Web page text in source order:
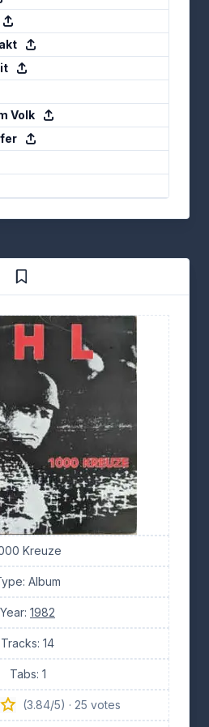
Volk
Kreuze
Album
Year: 1982
Tracks: 14
Tabs: 1
(3.84/5) · 25 votes